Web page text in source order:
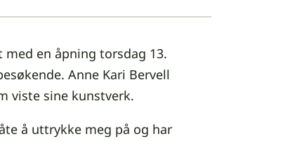
en åpning torsdag 13.
Anne Kari Bervell
viste sine kunstverk.
å uttrykke meg på og har